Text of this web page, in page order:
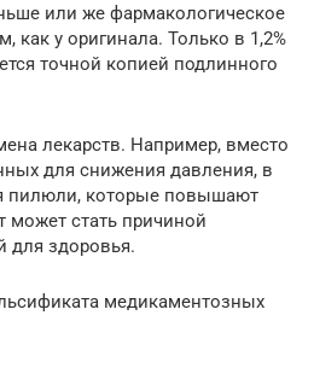
или же фармакологическое
как у оригинала. Только в 1,2%
точной копией подлинного
лекарств. Например, вместо
для снижения давления, в
пилюли, которые повышают
может стать причиной
для здоровья.
медикаментозных